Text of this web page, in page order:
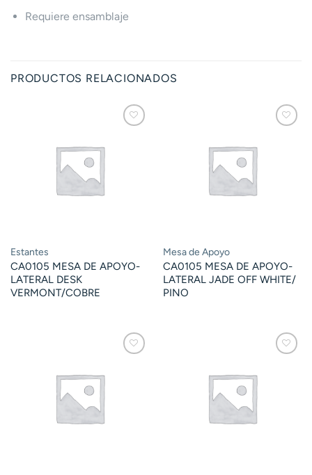
Requiere ensamblaje
PRODUCTOS RELACIONADOS
Estantes
CA0105 MESA DE APOYO-
LATERAL DESK
VERMONT/COBRE
Mesa de Apoyo
CA0105 MESA DE APOYO-
LATERAL JADE OFF WHITE/
PINO